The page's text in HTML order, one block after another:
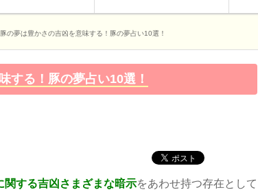
豚の夢は豊かさの吉凶を意味する！豚の夢占い10選！
する！豚の夢占い10選！
関する吉凶さまざまな暗示をあわせ持つ存在として